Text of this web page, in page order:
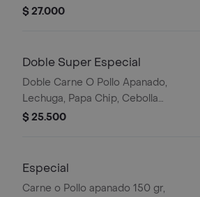
queso y salsas.
$ 27.000
Doble Super Especial
Doble Carne O Pollo Apanado,
Lechuga, Papa Chip, Cebolla
Caramelizada, Pollo, Champinon,
$ 25.500
Especial
Carne o Pollo apanado 150 gr,